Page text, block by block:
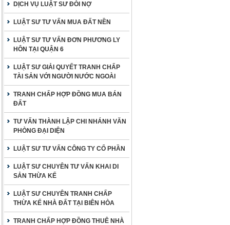
DỊCH VỤ LUẬT SƯ ĐÒI NỢ
LUẬT SƯ TƯ VẤN MUA ĐẤT NỀN
LUẬT SƯ TƯ VẤN ĐƠN PHƯƠNG LY
HÔN TẠI QUẬN 6
LUẬT SƯ GIẢI QUYẾT TRANH CHẤP
TÀI SẢN VỚI NGƯỜI NƯỚC NGOÀI
TRANH CHẤP HỢP ĐỒNG MUA BÁN
ĐẤT
TƯ VẤN THÀNH LẬP CHI NHÁNH VĂN
PHÒNG ĐẠI DIỆN
LUẬT SƯ TƯ VẤN CÔNG TY CỔ PHẦN
LUẬT SƯ CHUYÊN TƯ VẤN KHAI DI
SẢN THỪA KẾ
LUẬT SƯ CHUYÊN TRANH CHẤP
THỪA KẾ NHÀ ĐẤT TẠI BIÊN HÒA
TRANH CHẤP HỢP ĐỒNG THUÊ NHÀ